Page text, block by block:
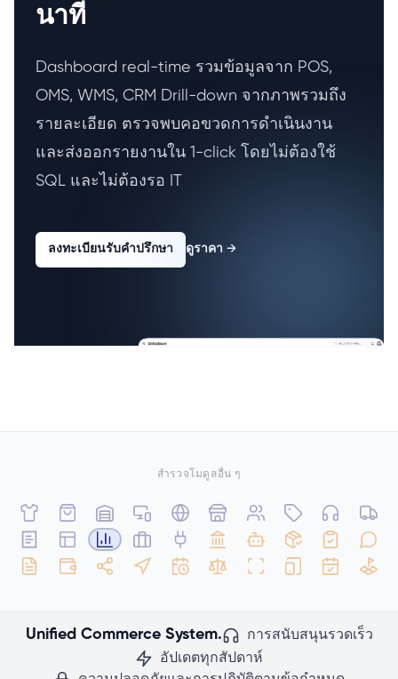
นาที
Dashboard real-time รวมข้อมูลจาก POS,
OMS, WMS, CRM Drill-down จากภาพรวมถึง
รายละเอียด ตรวจพบคอขวดการดำเนินงาน
และส่งออกรายงานใน 1-click โดยไม่ต้องใช้
SQL และไม่ต้องรอ IT
ลงทะเบียนรับคำปรึกษา ดูราคา →
สำรวจโมดูลอื่น ๆ
Unified Commerce System.
การสนับสนุนรวดเร็ว
อัปเดตทุกสัปดาห์